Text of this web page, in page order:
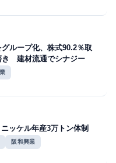
ループ化、株式90.2％取
建材流通でシナジー
ッケル年産3万トン体制
阪和興業